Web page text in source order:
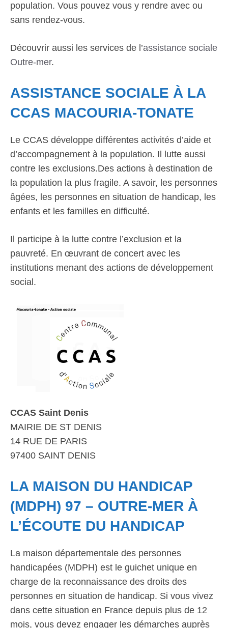
population. Vous pouvez vous y rendre avec ou
sans rendez-vous.
Découvrir aussi les services de l’assistance sociale
Outre-mer.
ASSISTANCE SOCIALE À LA
CCAS MACOURIA-TONATE
Le CCAS développe différentes activités d’aide et
d’accompagnement à la population. Il lutte aussi
contre les exclusions.Des actions à destination de
la population la plus fragile. A savoir, les personnes
âgées, les personnes en situation de handicap, les
enfants et les familles en difficulté.
Il participe à la lutte contre l’exclusion et la
pauvreté. En œuvrant de concert avec les
institutions menant des actions de développement
social.
CCAS Saint Denis
MAIRIE DE ST DENIS
14 RUE DE PARIS
97400 SAINT DENIS
LA MAISON DU HANDICAP
(MDPH) 97 – OUTRE-MER À
L’ÉCOUTE DU HANDICAP
La maison départementale des personnes
handicapées (MDPH) est le guichet unique en
charge de la reconnaissance des droits des
personnes en situation de handicap. Si vous vivez
dans cette situation en France depuis plus de 12
mois, vous devez engager les démarches auprès